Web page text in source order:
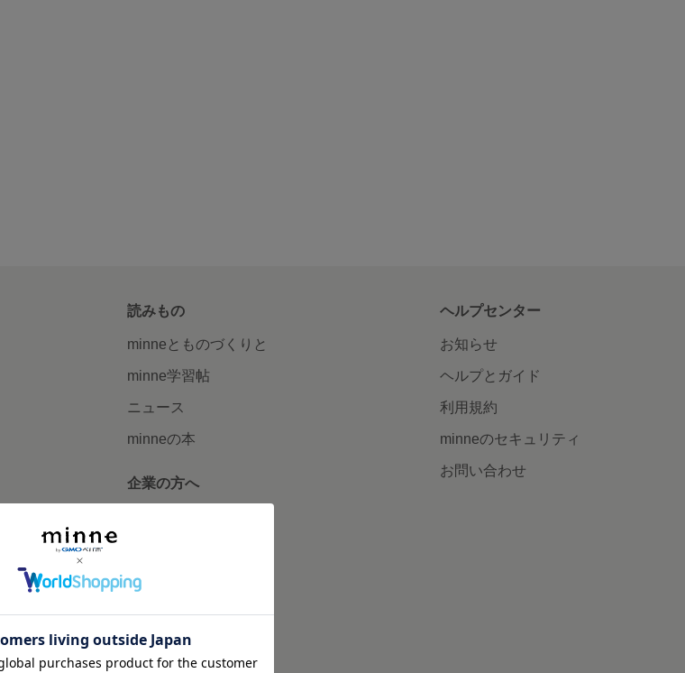
読みもの
minneとものづくりと
minne学習帖
ニュース
minneの本
企業の方へ
ヘルプセンター
お知らせ
ヘルプとガイド
利用規約
minneのセキュリティ
お問い合わせ
会社概要 採用情報 メディアキット